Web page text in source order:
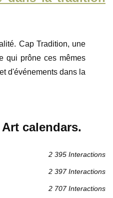
Cap Tradition, une
qui prône ces mêmes
d'événements dans la
calendars.
2 395 Interactions
2 397 Interactions
2 707 Interactions